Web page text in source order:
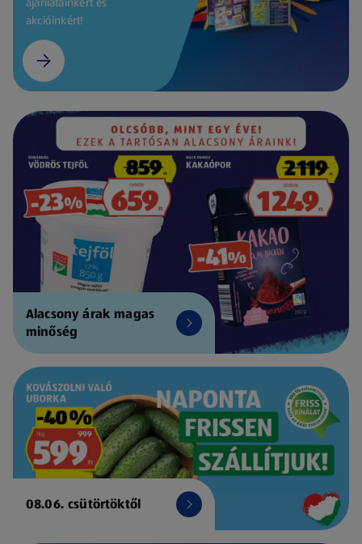
akcióinkért!
Alacsony árak magas
minőség
08.06. csütörtöktől